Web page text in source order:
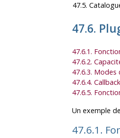
47.5.
47.6.
47.6.1.
47.6.2.
47.6.3. Modes
47.6.4.
47.6.5.
Un exemple
47.6.1.